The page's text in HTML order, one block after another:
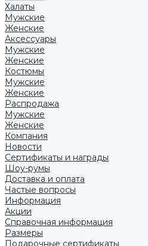
Халаты
Мужские
Женские
Аксессуары
Мужские
Женские
Костюмы
Мужские
Женские
Распродажа
Мужские
Женские
Компания
Новости
Сертификаты и награды
Шоу-румы
Доставка и оплата
Частые вопросы
Информация
Акции
Справочная информация
Размеры
Подарочные сертификаты